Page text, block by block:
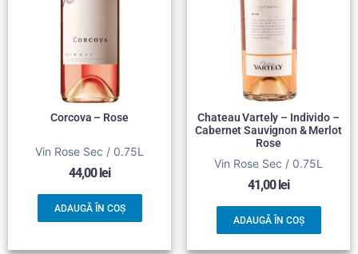
Corcova – Rose
Vin Rose Sec / 0.75L
44,00lei
ADAUGĂ ÎN COȘ
Chateau Vartely – Individo –
Cabernet Sauvignon & Merlot
Rose
Vin Rose Sec / 0.75L
41,00lei
ADAUGĂ ÎN COȘ